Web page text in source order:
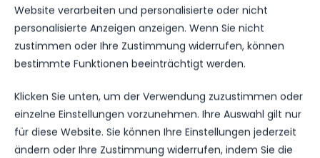
Website verarbeiten und personalisierte oder nicht
personalisierte Anzeigen anzeigen. Wenn Sie nicht
zustimmen oder Ihre Zustimmung widerrufen, können
bestimmte Funktionen beeinträchtigt werden.
Klicken Sie unten, um der Verwendung zuzustimmen oder
einzelne Einstellungen vorzunehmen. Ihre Auswahl gilt nur
für diese Website. Sie können Ihre Einstellungen jederzeit
ändern oder Ihre Zustimmung widerrufen, indem Sie die
Baruther Tor 1, 14943 Luckenwalde, Deutschland